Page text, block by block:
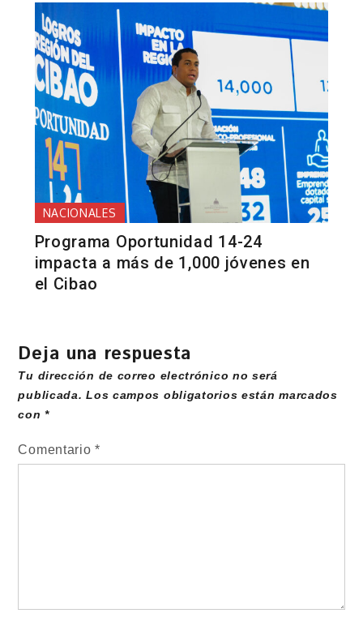
NACIONALES
Programa Oportunidad 14-24
impacta a más de 1,000 jóvenes en
el Cibao
Deja una respuesta
Tu dirección de correo electrónico no será
publicada. Los campos obligatorios están marcados
con*
Comentario*